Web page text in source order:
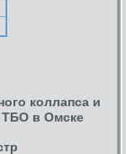
коллапса и
ТБО в Омске